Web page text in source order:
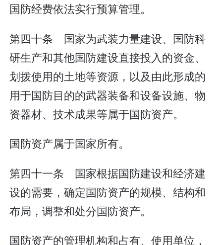
国防经费依法实行预算管理。
第四十条 国家为武装力量建设、国防科
研生产和其他国防建设直接投入的资金、
划拨使用的土地等资源，以及由此形成的
用于国防目的的武器装备和设备设施、物
资器材、技术成果等属于国防资产。
国防资产属于国家所有。
第四十一条 国家根据国防建设和经济建
设的需要，确定国防资产的规模、结构和
布局，调整和处分国防资产。
国防资产的管理机构和占有、使用单位，